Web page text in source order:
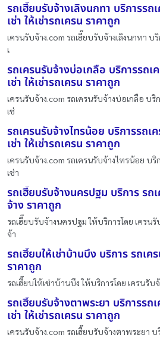
รถเฮี๊ยบรับจ้างเลิงนกทา บริการรถ
เช่า ให้เช่ารถเครน ราคาถูก
เครนรับจ้าง.com รถเฮี๊ยบรับจ้างเลิงนกทา บ
เ
รถเครนรับจ้างบ่อเกลือ บริการรถเ
เช่า ให้เช่ารถเครน ราคาถูก
เครนรับจ้าง.com รถเครนรับจ้างบ่อเกลือ บริ
เช่
รถเครนรับจ้างไทรน้อย บริการรถเ
เช่า ให้เช่ารถเครน ราคาถูก
เครนรับจ้าง.com รถเครนรับจ้างไทรน้อย บริ
เช่า
รถเฮี๊ยบรับจ้างนครปฐม บริการ รถ
จ้าง ราคาถูก
รถเฮี๊ยบรับจ้างนครปฐม ให้บริการโดย เครน
จ้า
รถเฮี๊ยบให้เช่าบ้านบึง บริการ รถเค
ราคาถูก
รถเฮี๊ยบให้เช่าบ้านบึง ให้บริการโดย เครนรับ
รถเฮี๊ยบรับจ้างตาพระยา บริการรถ
เช่า ให้เช่ารถเครน ราคาถูก
เครนรับจ้าง.com รถเฮี๊ยบรับจ้างตาพระยา บ